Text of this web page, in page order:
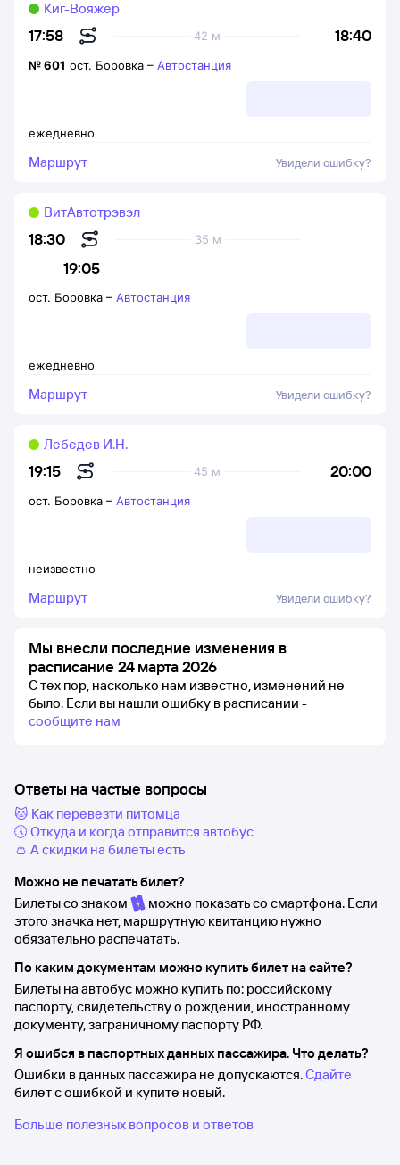
17:58 18:40
42 м
Киг-Вояжер
ежедневно
№601 ост. Боровка – Автостанция
Маршрут Увидели ошибку?
18:30
19:05
35 м
ВитАвтотрэвэл
ежедневно
ост. Боровка – Автостанция
Маршрут Увидели ошибку?
19:15 20:00
45 м
Лебедев И.Н.
неизвестно
ост. Боровка – Автостанция
Маршрут Увидели ошибку?
Мы внесли последние изменения в
расписание 24 марта 2026
С тех пор, насколько нам известно, изменений не
было. Если вы нашли ошибку в расписании -
сообщите нам
Ответы на частые вопросы
🐱 Как перевезти питомца
🕔 Откуда и когда отправится автобус
👛 А скидки на билеты есть
Можно не печатать билет?
Билеты со знаком
можно показать со смартфона. Если
этого значка нет, маршрутную квитанцию нужно
обязательно распечатать.
По каким документам можно купить билет на сайте?
Билеты на автобус можно купить по: российскому
паспорту, свидетельству о рождении, иностранному
документу, заграничному паспорту РФ.
Я ошибся в паспортных данных пассажира. Что делать?
Ошибки в данных пассажира не допускаются.Сдайте
билет с ошибкой и купите новый.
Больше полезных вопросов и ответов